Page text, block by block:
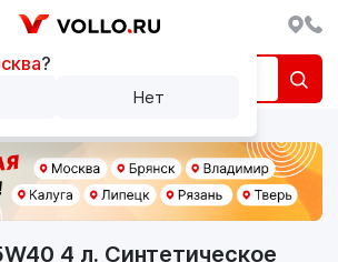
4 л. Синтетическое
?
Нет